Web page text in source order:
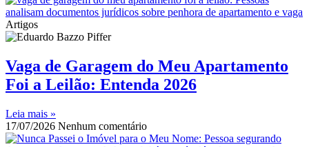
Artigos
Vaga de Garagem do Meu Apartamento
Foi a Leilão: Entenda 2026
Leia mais »
17/07/2026 Nenhum comentário